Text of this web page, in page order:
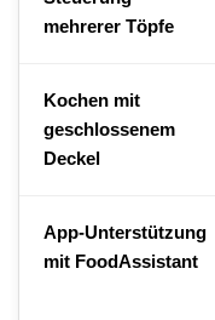
mehrerer Töpfe
Kochen mit
geschlossenem
Deckel
App-Unterstützung
mit FoodAssistant